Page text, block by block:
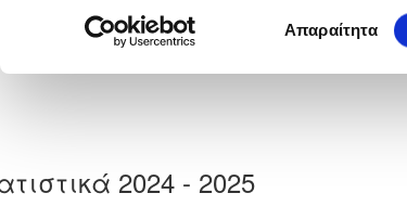
συγκατάθεσης
Απαραίτητα
2024 - 2025